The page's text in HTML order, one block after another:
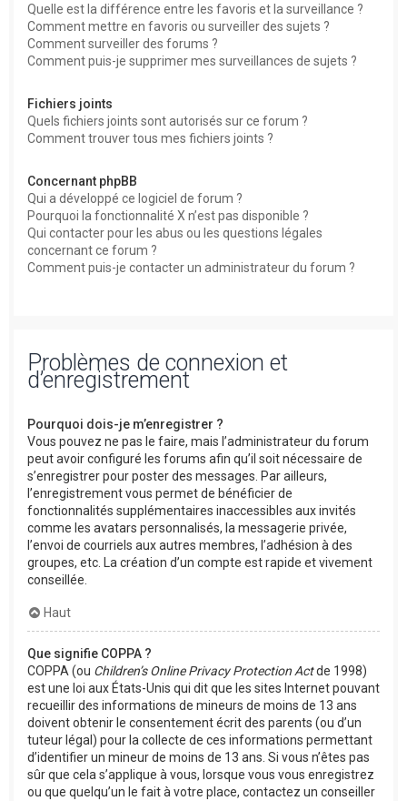
Quelle est la différence entre les favoris et la surveillance ?
Comment mettre en favoris ou surveiller des sujets ?
Comment surveiller des forums ?
Comment puis-je supprimer mes surveillances de sujets ?
Fichiers joints
Quels fichiers joints sont autorisés sur ce forum ?
Comment trouver tous mes fichiers joints ?
Concernant phpBB
Qui a développé ce logiciel de forum ?
Pourquoi la fonctionnalité X n’est pas disponible ?
Qui contacter pour les abus ou les questions légales
concernant ce forum ?
Comment puis-je contacter un administrateur du forum ?
Problèmes de connexion et
d’enregistrement
Pourquoi dois-je m’enregistrer ?
Vous pouvez ne pas le faire, mais l’administrateur du forum
peut avoir configuré les forums afin qu’il soit nécessaire de
s’enregistrer pour poster des messages. Par ailleurs,
l’enregistrement vous permet de bénéficier de
fonctionnalités supplémentaires inaccessibles aux invités
comme les avatars personnalisés, la messagerie privée,
l’envoi de courriels aux autres membres, l’adhésion à des
groupes, etc. La création d’un compte est rapide et vivement
conseillée.
Haut
Que signifie COPPA ?
COPPA (ou Children’s Online Privacy Protection Actde 1998)
est une loi aux États-Unis qui dit que les sites Internet pouvant
recueillir des informations de mineurs de moins de 13 ans
doivent obtenir le consentement écrit des parents (ou d’un
tuteur légal) pour la collecte de ces informations permettant
d’identifier un mineur de moins de 13 ans. Si vous n’êtes pas
sûr que cela s’applique à vous, lorsque vous vous enregistrez
ou que quelqu’un le fait à votre place, contactez un conseiller